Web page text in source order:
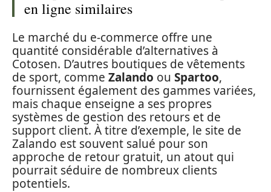
en ligne similaires
Le marché du e-commerce offre une
quantité considérable d’alternatives à
Cotosen. D’autres boutiques de vêtements
de sport, comme Zalando ou Spartoo,
fournissent également des gammes variées,
mais chaque enseigne a ses propres
systèmes de gestion des retours et de
support client. À titre d’exemple, le site de
Zalando est souvent salué pour son
approche de retour gratuit, un atout qui
pourrait séduire de nombreux clients
potentiels.